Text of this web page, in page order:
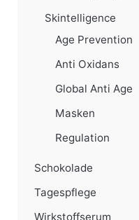
Skintelligence
Age Prevention
Anti Oxidans
Global Anti Age
Masken
Regulation
Schokolade
Tagespflege
Wirkstoffserum